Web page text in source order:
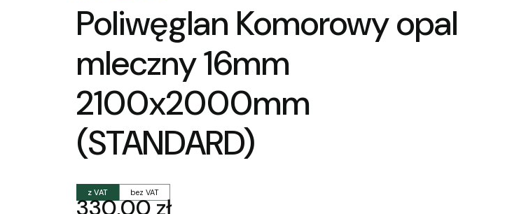
Poliwęglan Komorowy opal
mleczny 16mm
2100x2000mm
(STANDARD)
z VAT bez VAT
Cena
330,00 zł